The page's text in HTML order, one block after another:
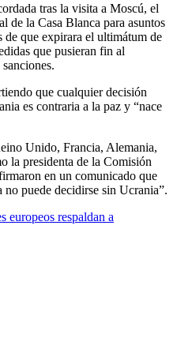
tras la visita a Moscú, el
de la Casa Blanca para asuntos
que expirara el ultimátum de
que pusieran fin al
que cualquier decisión
es contraria a la paz y “nace
Unido, Francia, Alemania,
la presidenta de la Comisión
en un comunicado que
puede decidirse sin Ucrania”.
europeos respaldan a